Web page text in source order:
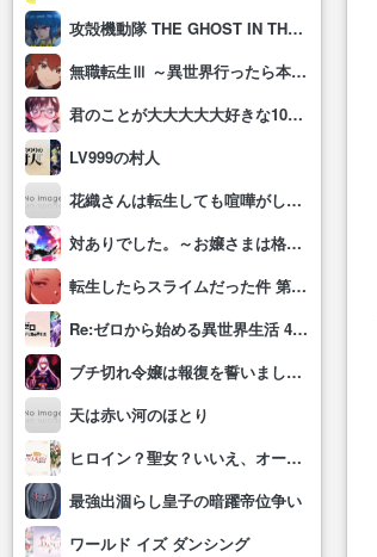
攻殻機動隊 THE GHOST IN THE SHELL
無職転生Ⅲ ～異世界行ったら本気だす～
君のことが大大大大大好きな100人の彼女(第3期)
LV999の村人
花織さんは転生しても喧嘩がしたい
対ありでした。～お嬢さまは格闘ゲームなんてしない～
転生したらスライムだった件 第4期
Re:ゼロから始める異世界生活 4th season
ブチ切れ令嬢は報復を誓いました。 ～魔導書の力で祖国を叩き潰します～
天は赤い河のほとり
ヒロイン？聖女？いいえ、オールワークスメイドです(誇)！
最強出涸らし皇子の暗躍帝位争い
ワールド イズ ダンシング